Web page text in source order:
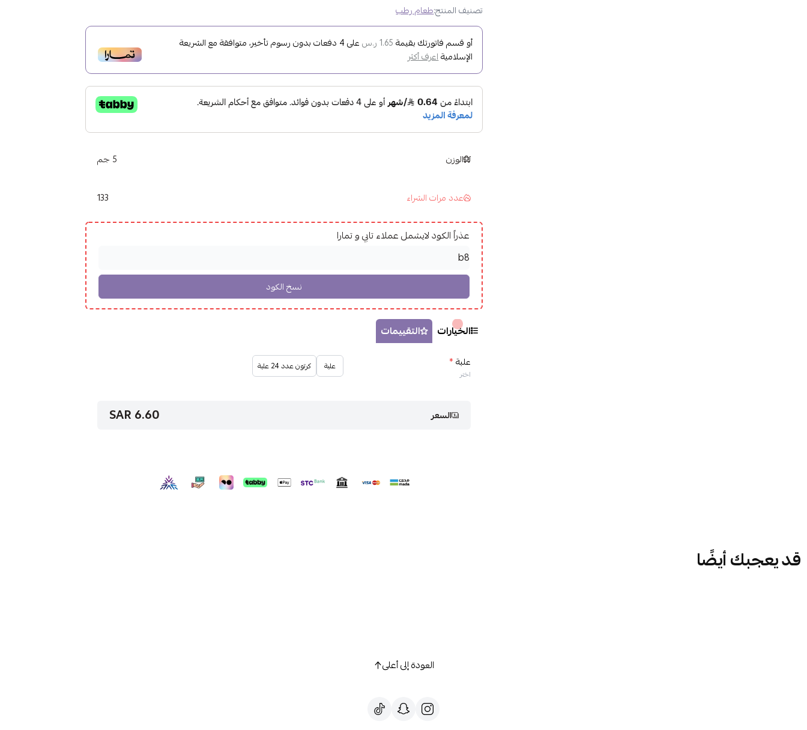
تصنيف المنتج:طعام رطب
أو قسم فاتورتك بقيمة 1.65 ر.س على4 دفعات بدون رسوم تأخير، متوافقة مع الشريعة
الإسلاميةاعرف أكثر
الوزن 5 جم
عدد مرات الشراء 133
عذراً الكود لايشمل عملاء تابي و تمارا
الخيارات التقييمات
علبة*
اختر
علبة كرتون عدد 24 علبة
السعر 6.60 SAR
قد يعجبك أيضًا
العودة إلى أعلى